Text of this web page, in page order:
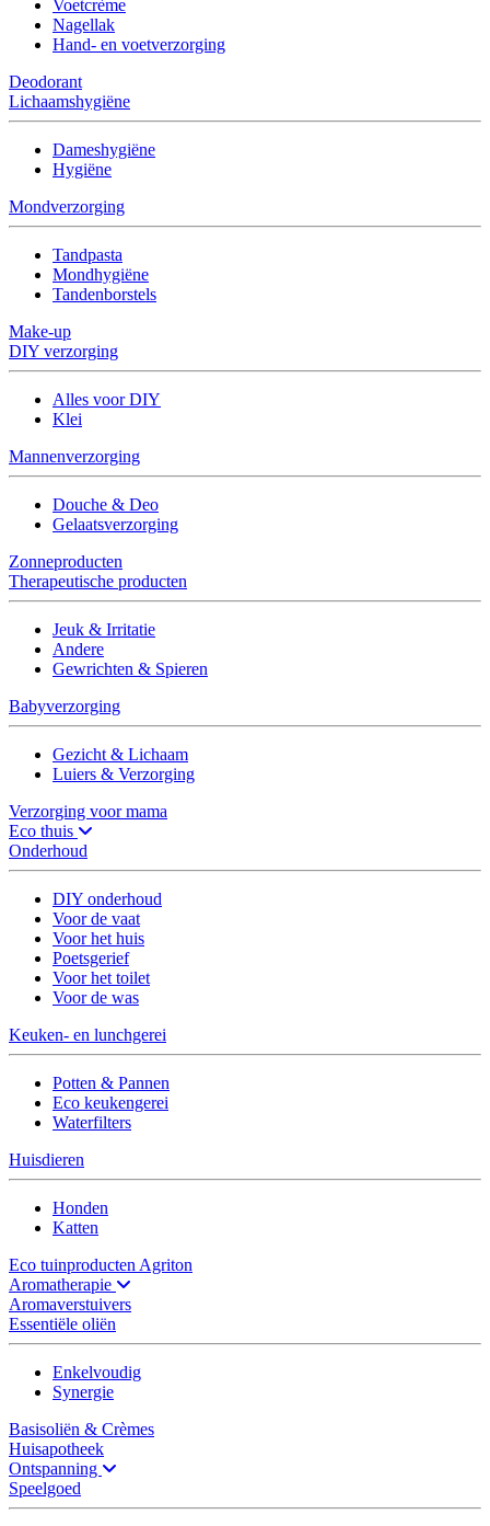
Voetcrème
Nagellak
Hand- en voetverzorging
Deodorant
Lichaamshygiëne
Dameshygiëne
Hygiëne
Mondverzorging
Tandpasta
Mondhygiëne
Tandenborstels
Make-up
DIY verzorging
Alles voor DIY
Klei
Mannenverzorging
Douche & Deo
Gelaatsverzorging
Zonneproducten
Therapeutische producten
Jeuk & Irritatie
Andere
Gewrichten & Spieren
Babyverzorging
Gezicht & Lichaam
Luiers & Verzorging
Verzorging voor mama
Eco thuis
Onderhoud
DIY onderhoud
Voor de vaat
Voor het huis
Poetsgerief
Voor het toilet
Voor de was
Keuken- en lunchgerei
Potten & Pannen
Eco keukengerei
Waterfilters
Huisdieren
Honden
Katten
Eco tuinproducten Agriton
Aromatherapie
Aromaverstuivers
Essentiële oliën
Enkelvoudig
Synergie
Basisoliën & Crèmes
Huisapotheek
Ontspanning
Speelgoed